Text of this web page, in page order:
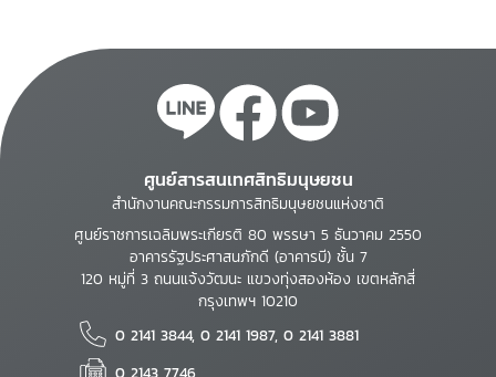
ศูนย์สารสนเทศสิทธิมนุษยชน
สำนักงานคณะกรรมการสิทธิมนุษยชนแห่งชาติ
ศูนย์ราชการเฉลิมพระเกียรติ 80 พรรษา 5 ธันวาคม 2550
อาคารรัฐประศาสนภักดี (อาคารบี) ชั้น 7
120 หมู่ที่ 3 ถนนแจ้งวัฒนะ แขวงทุ่งสองห้อง เขตหลักสี่
กรุงเทพฯ 10210
0 2141 3844, 0 2141 1987, 0 2141 3881